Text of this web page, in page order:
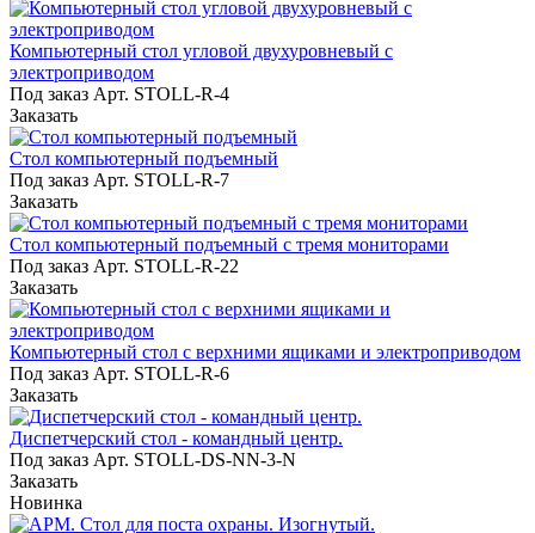
Компьютерный стол угловой двухуровневый с
электроприводом
Под заказ Арт. STOLL-R-4
Заказать
Стол компьютерный подъемный
Под заказ Арт. STOLL-R-7
Заказать
Стол компьютерный подъемный с тремя мониторами
Под заказ Арт. STOLL-R-22
Заказать
Компьютерный стол с верхними ящиками и электроприводом
Под заказ Арт. STOLL-R-6
Заказать
Диспетчерский стол - командный центр.
Под заказ Арт. STOLL-DS-NN-3-N
Заказать
Новинка